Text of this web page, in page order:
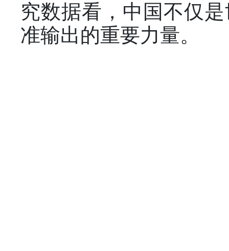
究数据看，中国不仅
准输出的重要力量。